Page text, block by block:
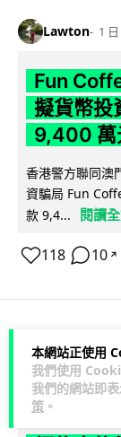
本網站正使用
我們使用
我們的網站即
策 。
Lawton 1 日
Fun
擬貨幣投
9,400 萬
香港警方聯同澳
資騙局 Fun
款 9,4...
閱讀
118 10 ↗
科技娛樂 生
Lawton 1 日